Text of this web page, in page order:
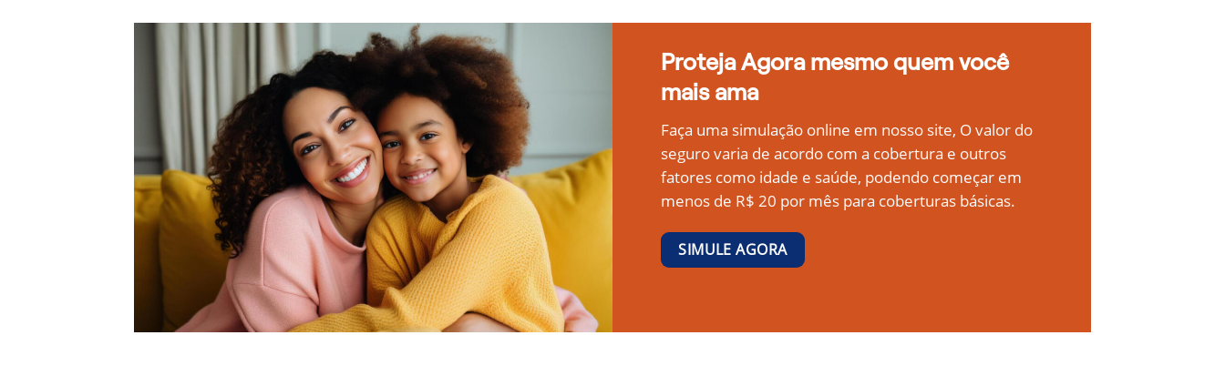
Proteja Agora mesmo quem você
mais ama
Faça uma simulação online em nosso site, O valor do
seguro varia de acordo com a cobertura e outros
fatores como idade e saúde, podendo começar em
menos de R$ 20 por mês para coberturas básicas.
SIMULE AGORA